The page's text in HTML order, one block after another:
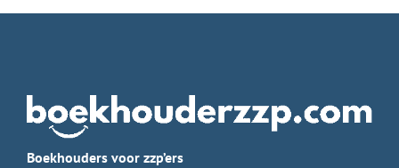
Boekhouders voor zzp’ers